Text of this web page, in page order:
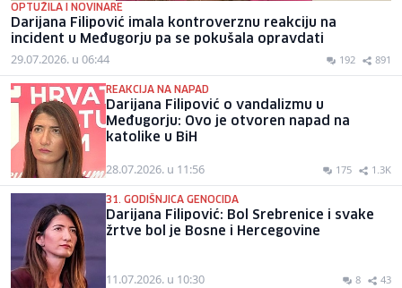
OPTUŽILA I NOVINARE
Darijana Filipović imala kontroverznu reakciju na
incident u Međugorju pa se pokušala opravdati
29.07.2026. u 06:44 192 891
REAKCIJA NA NAPAD
Darijana Filipović o vandalizmu u
Međugorju: Ovo je otvoren napad na
katolike u BiH
28.07.2026. u 11:56 175 1.3K
31. GODIŠNJICA GENOCIDA
Darijana Filipović: Bol Srebrenice i svake
žrtve bol je Bosne i Hercegovine
11.07.2026. u 10:30 8 43